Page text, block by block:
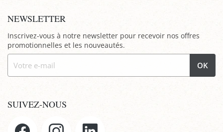
NEWSLETTER
Inscrivez-vous à notre newsletter pour recevoir nos offres
promotionnelles et les nouveautés.
OK
SUIVEZ-NOUS